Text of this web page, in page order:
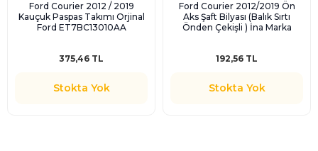
Ford Courier 2012 / 2019
Kauçuk Paspas Takımı Orjinal
Ford ET7BC13010AA
375,46 TL
Stokta Yok
Ford Courier 2012/2019 Ön
Aks Şaft Bilyası (Balık Sırtı
Önden Çekişli ) İna Marka
192,56 TL
Stokta Yok